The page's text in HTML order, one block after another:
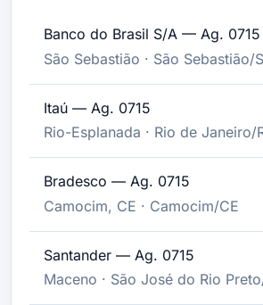
Banco do Brasil S/A — Ag. 0715
São Sebastião · São Sebastião/
Itaú — Ag. 0715
Rio-Esplanada · Rio de Janeiro/
Bradesco — Ag. 0715
Camocim, CE · Camocim/CE
Santander — Ag. 0715
Maceno · São José do Rio